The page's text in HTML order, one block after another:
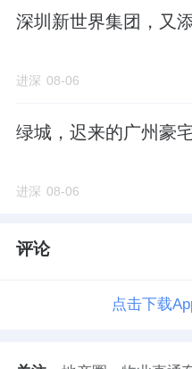
深圳新世界集团，又
进深 08-06
绿城，迟来的广州豪
进深 08-06
评论
点击下载